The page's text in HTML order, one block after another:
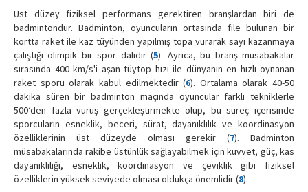
Üst düzey fiziksel performans gerektiren branşlardan biri de
badmintondur. Badminton, oyuncuların ortasında file bulunan bir
kortta raket ile kaz tüyünden yapılmış topa vurarak sayı kazanmaya
çalıştığı olimpik bir spor dalıdır (5). Ayrıca, bu branş müsabakalar
sırasında 400 km/s'i aşan tüytop hızı ile dünyanın en hızlı oynanan
raket sporu olarak kabul edilmektedir (6). Ortalama olarak 40-50
dakika süren bir badminton maçında oyuncular farklı tekniklerle
500’den fazla vuruş gerçekleştirmekte olup, bu süreç içerisinde
sporcuların esneklik, beceri, sürat, dayanıklılık ve koordinasyon
özelliklerinin üst düzeyde olması gerekir (7). Badminton
müsabakalarında rakibe üstünlük sağlayabilmek için kuvvet, güç, kas
dayanıklılığı, esneklik, koordinasyon ve çeviklik gibi fiziksel
özelliklerin yüksek seviyede olması oldukça önemlidir (8).